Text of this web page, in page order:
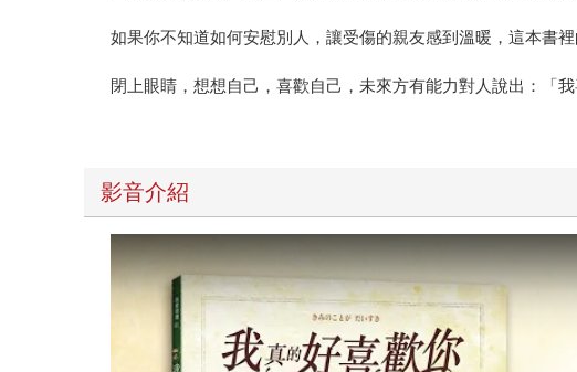
如果你不知道如何安慰別人，讓受傷的親友感到溫暖，這本書
閉上眼睛，想想自己，喜歡自己，未來方有能力對人說出：「
影音介紹